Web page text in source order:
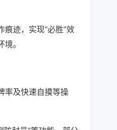
迹，实现“必胜”效
。
率及快速自摸等操